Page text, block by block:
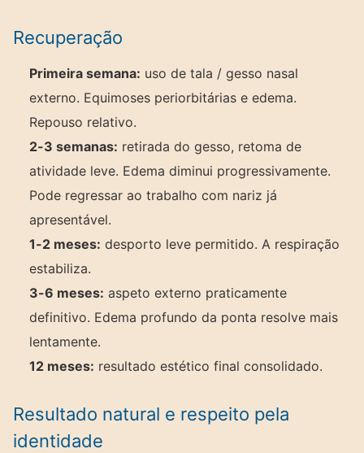
Recuperação
Primeira semana: uso de tala / gesso nasal
externo. Equimoses periorbitárias e edema.
Repouso relativo.
2-3 semanas: retirada do gesso, retoma de
atividade leve. Edema diminui progressivamente.
Pode regressar ao trabalho com nariz já
apresentável.
1-2 meses: desporto leve permitido. A respiração
estabiliza.
3-6 meses: aspeto externo praticamente
definitivo. Edema profundo da ponta resolve mais
lentamente.
12 meses: resultado estético final consolidado.
Resultado natural e respeito pela
identidade